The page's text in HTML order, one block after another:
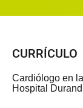
CURRÍCULO
Cardiólogo en
Hospital Durand